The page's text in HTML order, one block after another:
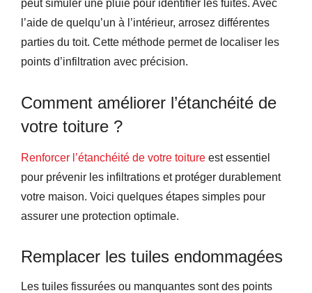
peut simuler une pluie pour identifier les fuites. Avec
l’aide de quelqu’un à l’intérieur, arrosez différentes
parties du toit. Cette méthode permet de localiser les
points d’infiltration avec précision.
Comment améliorer l’étanchéité de
votre toiture ?
Renforcer l’étanchéité de votre toiture est essentiel
pour prévenir les infiltrations et protéger durablement
votre maison. Voici quelques étapes simples pour
assurer une protection optimale.
Remplacer les tuiles endommagées
Les tuiles fissurées ou manquantes sont des points